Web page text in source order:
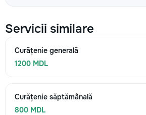
Servicii similare
Curățenie generală
1200 MDL
Curățenie săptămânală
800 MDL